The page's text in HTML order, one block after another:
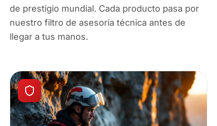
de prestigio mundial. Cada producto pasa por
nuestro filtro de asesoría técnica antes de
llegar a tus manos.